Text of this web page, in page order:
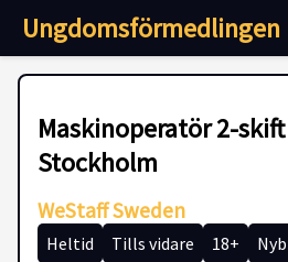
Ungdomsförmedlingen
Maskinoperatör 2-
Stockholm
WeStaff Sweden
Heltid Tills vidare 18+